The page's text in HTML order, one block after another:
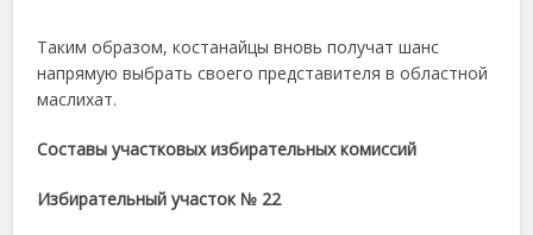
Таким образом, костанайцы вновь получат шанс
напрямую выбрать своего представителя в областной
маслихат.
Составы участковых избирательных комиссий
Избирательный участок № 22